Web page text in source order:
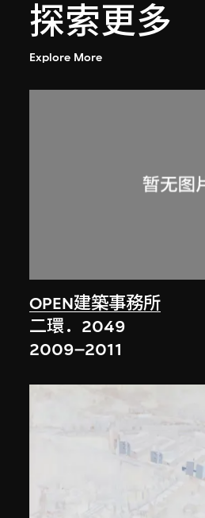
探索更多
Explore More
OPEN建築事務所
二環．2049
2009–2011